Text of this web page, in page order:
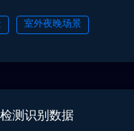
室外夜晚场景
测识别数据